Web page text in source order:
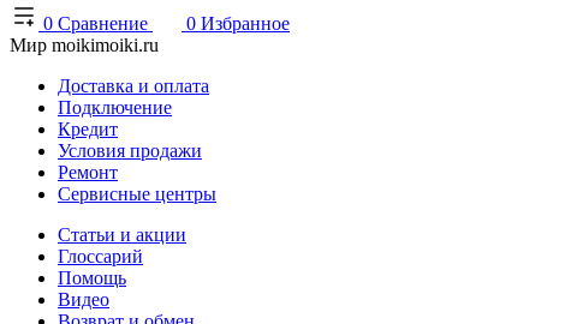
0 Сравнение 0 Избранное
Мир moikimoiki.ru
Доставка и оплата
Подключение
Кредит
Условия продажи
Ремонт
Сервисные центры
Статьи и акции
Глоссарий
Помощь
Видео